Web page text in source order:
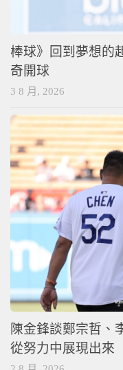
棒球》回到夢想的
奇開球
陳金鋒談鄭宗哲、
從努力中展現出來